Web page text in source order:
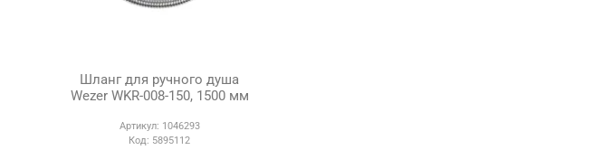
Шланг для ручного душа
Wezer WKR-008-150, 1500 мм
Артикул: 1046293
Код: 5895112